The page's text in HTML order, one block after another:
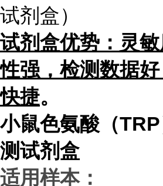
试剂盒）
试剂盒优势：灵
性强，检测数据
快捷。
小鼠色氨酸（
测试剂盒
适用样本：